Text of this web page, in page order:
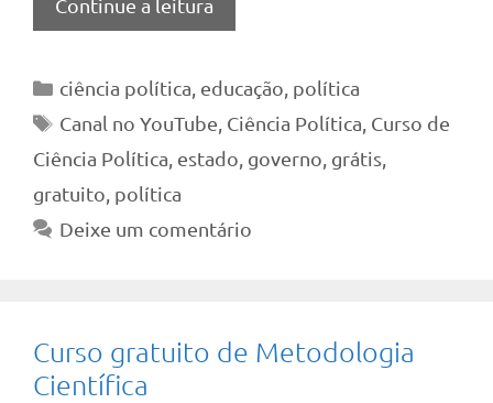
Continue a leitura
Categorias
ciência política, educação, política
Tags
Canal no YouTube, Ciência Política, Curso de
Ciência Política, estado, governo, grátis,
gratuito, política
Deixe um comentário
Curso gratuito de Metodologia
Científica